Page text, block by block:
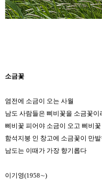
소금꽃
염전에 소금이 오는 사월
남도 사람들은 삐비꽃을 소금꽃이
삐비꽃 피어야 소금이 오고 삐비
함석지붕 인 창고에 소금꽃이 만
남도는 이때가 가장 향기롭다
이기영(1958∼)